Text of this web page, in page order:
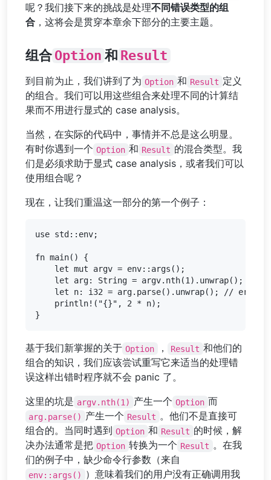
呢？我们接下来的挑战是处理不同错误类型的组
合 ，这将会是贯穿本章余下部分的主要主题。
组合 Option 和 Result
到目前为止，我们讲到了为 Option 和 Result 定义
的组合。我们可以用这些组合来处理不同的计算结
果而不用进行显式的 case analysis。
当然，在实际的代码中，事情并不总是这么明显。
有时你遇到一个 Option 和 Result 的混合类型。我
们是必须求助于显式 case analysis，或者我们可以
使用组合呢？
现在，让我们重温这一部分的第一个例子：
use std::env;
fn main() {
    let mut argv = env::args();
let arg: String = argv.nth(1).unwrap(); //
let n: i32 = arg.parse().unwrap(); // error
    println!("{}", 2 * n);
基于我们新掌握的关于 Option ， Result 和他们的
组合的知识，我们应该尝试重写它来适当的处理错
误这样出错时程序就不会 panic 了。
这里的坑是 argv.nth(1) 产生一个 Option 而
arg.parse() 产生一个 Result 。他们不是直接可
组合的。当同时遇到 Option 和 Result 的时候，解
决办法通常是把 Option 转换为一个 Result 。在我
们的例子中，缺少命令行参数（来自
env::args() ）意味着我们的用户没有正确调用我